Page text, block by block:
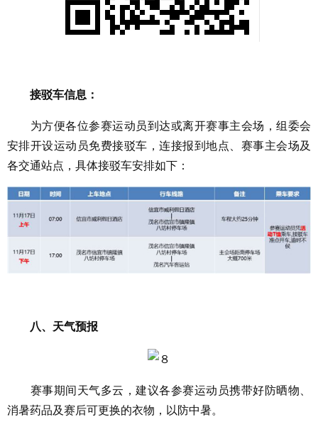
接驳车信息：
为方便各位参赛运动员到达或离开赛事主会场，组委会
安排开设运动员免费接驳车，连接报到地点、赛事主会场及
各交通站点，具体接驳车安排如下：
八、天气预报
赛事期间天气多云，建议各参赛运动员携带好防晒物、
消暑药品及赛后可更换的衣物，以防中暑。